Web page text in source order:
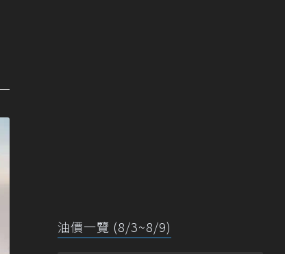
油價一覽 (8/3~8/9)